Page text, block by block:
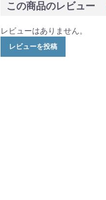
この商品のレビュー
レビューはありません。
レビューを投稿